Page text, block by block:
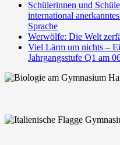
Schülerinnen und
international
Sprache
Werwölfe: Die Welt
Viel Lärm um nichts –
Jahrgangsstufe Q1 am